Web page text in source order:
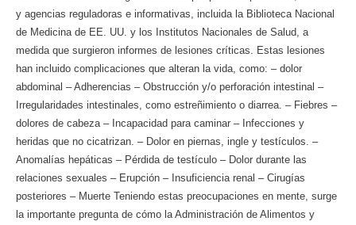
y agencias reguladoras e informativas, incluida la Biblioteca Nacional
de Medicina de EE. UU. y los Institutos Nacionales de Salud, a
medida que surgieron informes de lesiones críticas. Estas lesiones
han incluido complicaciones que alteran la vida, como: – dolor
abdominal – Adherencias – Obstrucción y/o perforación intestinal –
Irregularidades intestinales, como estreñimiento o diarrea. – Fiebres –
dolores de cabeza – Incapacidad para caminar – Infecciones y
heridas que no cicatrizan. – Dolor en piernas, ingle y testículos. –
Anomalías hepáticas – Pérdida de testículo – Dolor durante las
relaciones sexuales – Erupción – Insuficiencia renal – Cirugías
posteriores – Muerte Teniendo estas preocupaciones en mente, surge
la importante pregunta de cómo la Administración de Alimentos y